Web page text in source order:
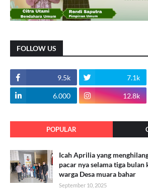
FOLLOW US
9.5k 7.1k
6.000 12.8k
POPULAR
Icah Aprilia yang
pacar nya selama tiga
warga Desa muara bahar
September 10, 2025